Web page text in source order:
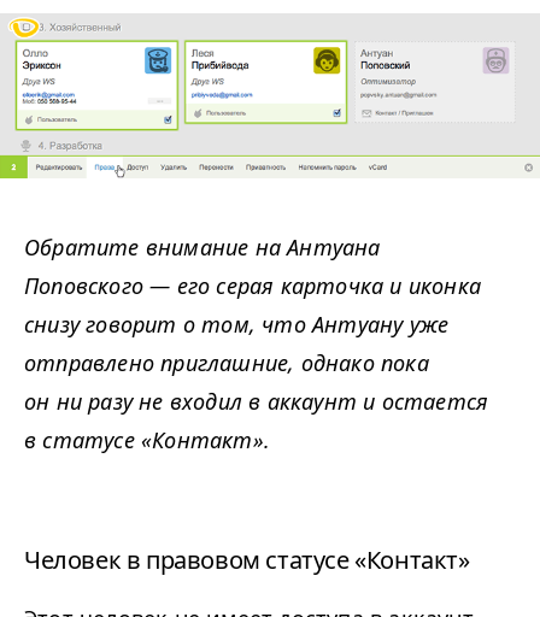
Обратите внимание на Антуана
Поповского — его серая карточка и иконка
снизу говорит о том, что Антуану уже
отправлено приглашние, однако пока
он ни разу не входил в аккаунт и остается
в статусе «Контакт».
Человек в правовом статусе «Контакт»